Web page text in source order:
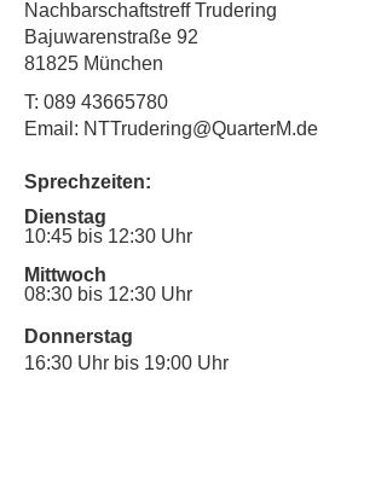
Nachbarschaftstreff Trudering
Bajuwarenstraße 92
81825 München
T: 089 43665780
Email: NTTrudering@QuarterM.de
Sprechzeiten:
Dienstag
10:45 bis 12:30 Uhr
Mittwoch
08:30 bis 12:30 Uhr
Donnerstag
16:30 Uhr bis 19:00 Uhr